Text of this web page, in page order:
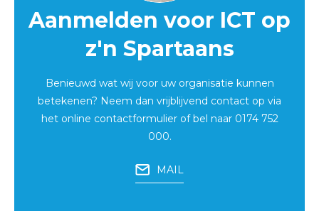
Aanmelden voor ICT op
z'n Spartaans
Benieuwd wat wij voor uw organisatie kunnen
betekenen? Neem dan vrijblijvend contact op via
het online contactformulierof bel naar 0174 752
000.
MAIL